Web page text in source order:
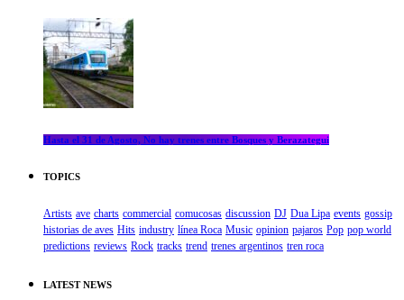
Hasta el 31 de Agosto, No hay trenes entre Bosques y Berazategui
TOPICS
Artists ave charts commercial comucosas discussion DJ Dua Lipa events gossip
historias de aves Hits industry línea Roca Music opinion pajaros Pop pop world
predictions reviews Rock tracks trend trenes argentinos tren roca
LATEST NEWS